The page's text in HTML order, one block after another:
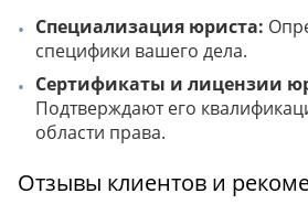
Специализация юриста:
специфики вашего дела.
Сертификаты и лицензии
Подтверждают его
области права.
Отзывы клиентов и